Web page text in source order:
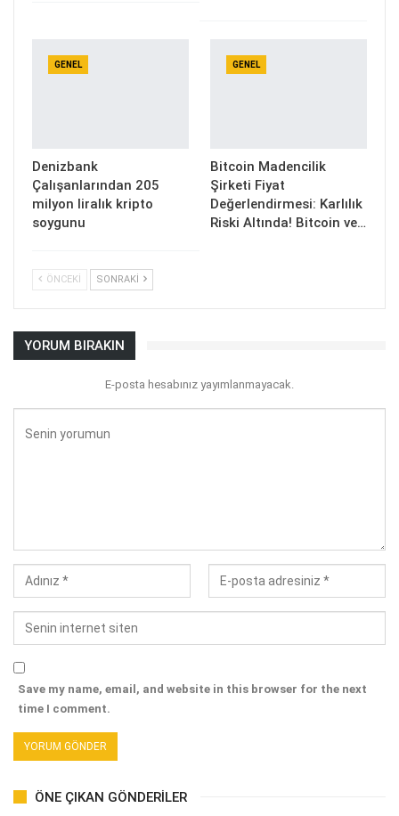
GENEL
Denizbank
Çalışanlarından 205
milyon liralık kripto
soygunu
GENEL
Bitcoin Madencilik
Şirketi Fiyat
Değerlendirmesi: Karlılık
Riski Altında! Bitcoin ve…
ÖNCEKI SONRAKI
YORUM BIRAKIN
E-posta hesabınız yayımlanmayacak.
Save my name, email, and website in this browser for the next
time I comment.
ÖNE ÇIKAN GÖNDERILER